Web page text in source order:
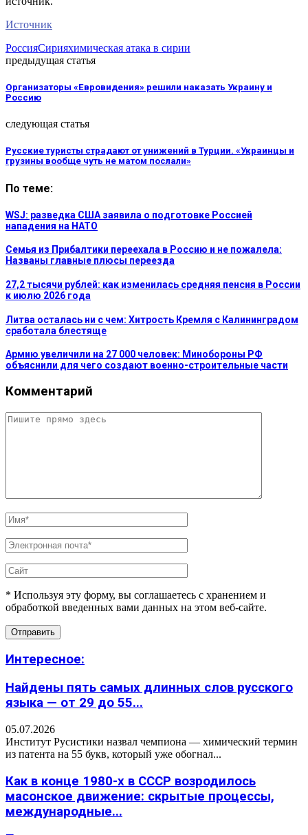
Источник
РоссияСирияхимическая атака в сирии
предыдущая статья
Организаторы «Евровидения» решили наказать Украину и
Россию
следующая статья
Русские туристы страдают от унижений в Турции. «Украинцы и
грузины вообще чуть не матом послали»
По теме:
WSJ: разведка США заявила о подготовке Россией
нападения на НАТО
Семья из Прибалтики переехала в Россию и не пожалела:
Названы главные плюсы переезда
27,2 тысячи рублей: как изменилась средняя пенсия в России
к июлю 2026 года
Литва осталась ни с чем: Хитрость Кремля с Калининградом
сработала блестяще
Армию увеличили на 27 000 человек: Минобороны РФ
объяснили для чего создают военно-строительные части
Комментарий
* Используя эту форму, вы соглашаетесь с хранением и
обработкой введенных вами данных на этом веб-сайте.
Интересное:
Найдены пять самых длинных слов русского
языка — от 29 до 55...
05.07.2026
Институт Русистики назвал чемпиона — химический термин
из патента на 55 букв, который уже обогнал...
Как в конце 1980-х в СССР возродилось
масонское движение: скрытые процессы,
международные...